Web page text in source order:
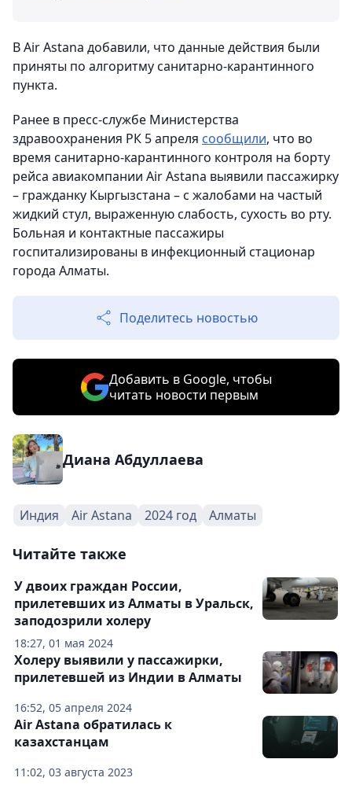
В Air Astana добавили, что данные действия были
приняты по алгоритму санитарно-карантинного
пункта.
Ранее в пресс-службе Министерства
здравоохранения РК 5 апреля сообщили, что во
время санитарно-карантинного контроля на борту
рейса авиакомпании Air Astana выявили пассажирку
– гражданку Кыргызстана – с жалобами на частый
жидкий стул, выраженную слабость, сухость во рту.
Больная и контактные пассажиры
госпитализированы в инфекционный стационар
города Алматы.
Поделитесь новостью
Добавить в Google, чтобы
читать новости первым
Диана Абдуллаева
Индия Air Astana 2024 год Алматы
Читайте также
18:27, 01 мая 2024
У двоих граждан России,
прилетевших из Алматы в Уральск,
заподозрили холеру
16:52, 05 апреля 2024
Холеру выявили у пассажирки,
прилетевшей из Индии в Алматы
11:02, 03 августа 2023
Air Astana обратилась к
казахстанцам